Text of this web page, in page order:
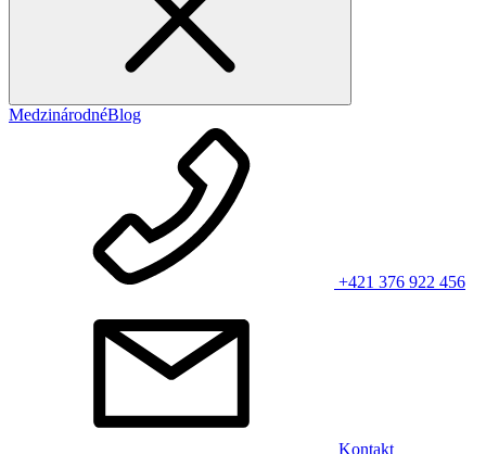
MedzinárodnéBlog
+421 376 922 456
Kontakt